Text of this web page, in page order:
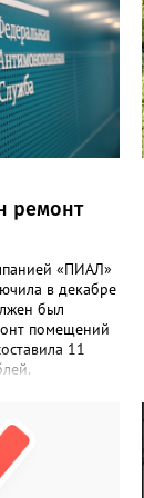
ремонт
«ПИАЛ»
в декабре
был
помещений
11
не
принял
отказе от
контракту»,